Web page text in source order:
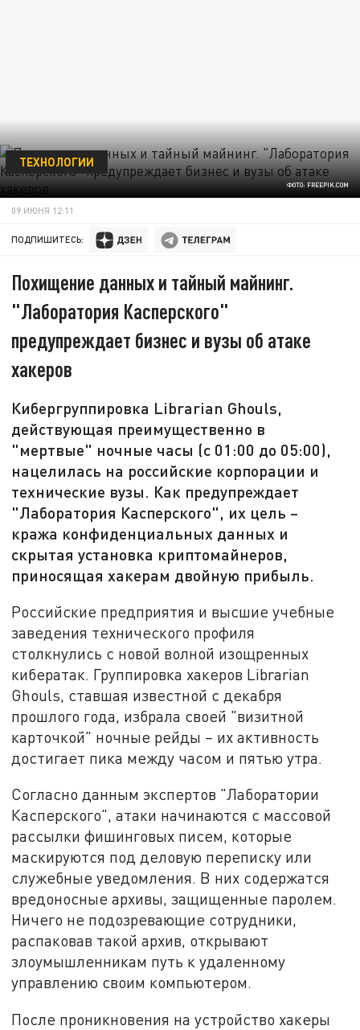
ФОТО: FREEPIK.COM
ТЕХНОЛОГИИ
09 ИЮНЯ 12:11
ПОДПИШИТЕСЬ:
Похищение данных и тайный майнинг.
"Лаборатория Касперского"
предупреждает бизнес и вузы об атаке
хакеров
Кибергруппировка Librarian Ghouls,
действующая преимущественно в
"мертвые" ночные часы (с 01:00 до 05:00),
нацелилась на российские корпорации и
технические вузы. Как предупреждает
"Лаборатория Касперского", их цель –
кража конфиденциальных данных и
скрытая установка криптомайнеров,
приносящая хакерам двойную прибыль.
Российские предприятия и высшие учебные
заведения технического профиля
столкнулись с новой волной изощренных
кибератак. Группировка хакеров Librarian
Ghouls, ставшая известной с декабря
прошлого года, избрала своей "визитной
карточкой" ночные рейды – их активность
достигает пика между часом и пятью утра.
Согласно данным экспертов "Лаборатории
Касперского", атаки начинаются с массовой
рассылки фишинговых писем, которые
маскируются под деловую переписку или
служебные уведомления. В них содержатся
вредоносные архивы, защищенные паролем.
Ничего не подозревающие сотрудники,
распаковав такой архив, открывают
злоумышленникам путь к удаленному
управлению своим компьютером.
После проникновения на устройство хакеры